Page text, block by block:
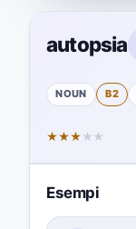
autopsia
NOUN B2
★★★ ★ ★
Esempi